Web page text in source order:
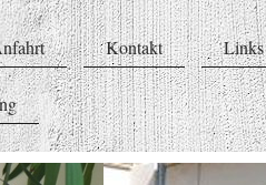
Kontakt Links